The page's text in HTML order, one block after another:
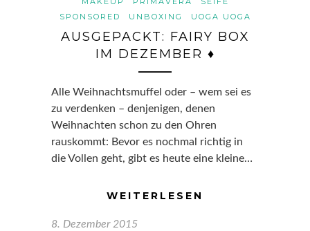
SPONSORED
UNBOXING UOGA UOGA
AUSGEPACKT: FAIRY BOX
IM DEZEMBER ♦
Alle Weihnachtsmuffel oder – wem sei es
zu verdenken – denjenigen, denen
Weihnachten schon zu den Ohren
rauskommt: Bevor es nochmal richtig in
die Vollen geht, gibt es heute eine kleine…
WEITERLESEN
8. Dezember 2015